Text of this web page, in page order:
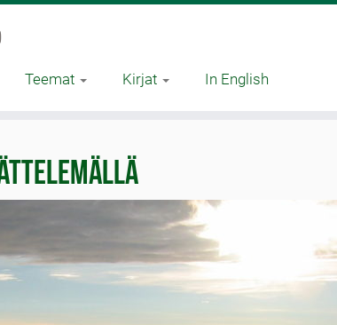
Teemat Kirjat In English